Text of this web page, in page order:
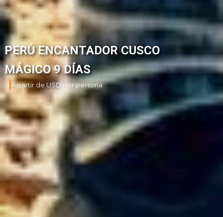
PERÚ ENCANTADOR CUSCO
MÁGICO 9 DÍAS
A partir de:USD por persona